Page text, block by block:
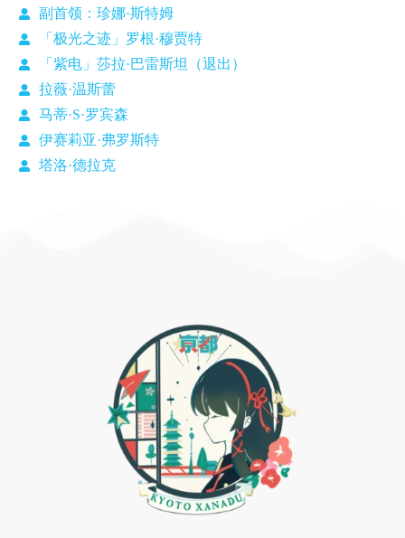
副首领：珍娜·斯特姆
「极光之迹」罗根·穆贾特
「紫电」莎拉·巴雷斯坦（退出）
拉薇·温斯蕾
马蒂·S·罗宾森
伊赛莉亚·弗罗斯特
塔洛·德拉克